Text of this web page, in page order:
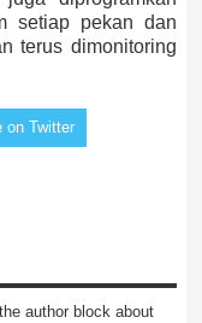
setiap pekan dan
terus dimonitoring
on Twitter
author block about